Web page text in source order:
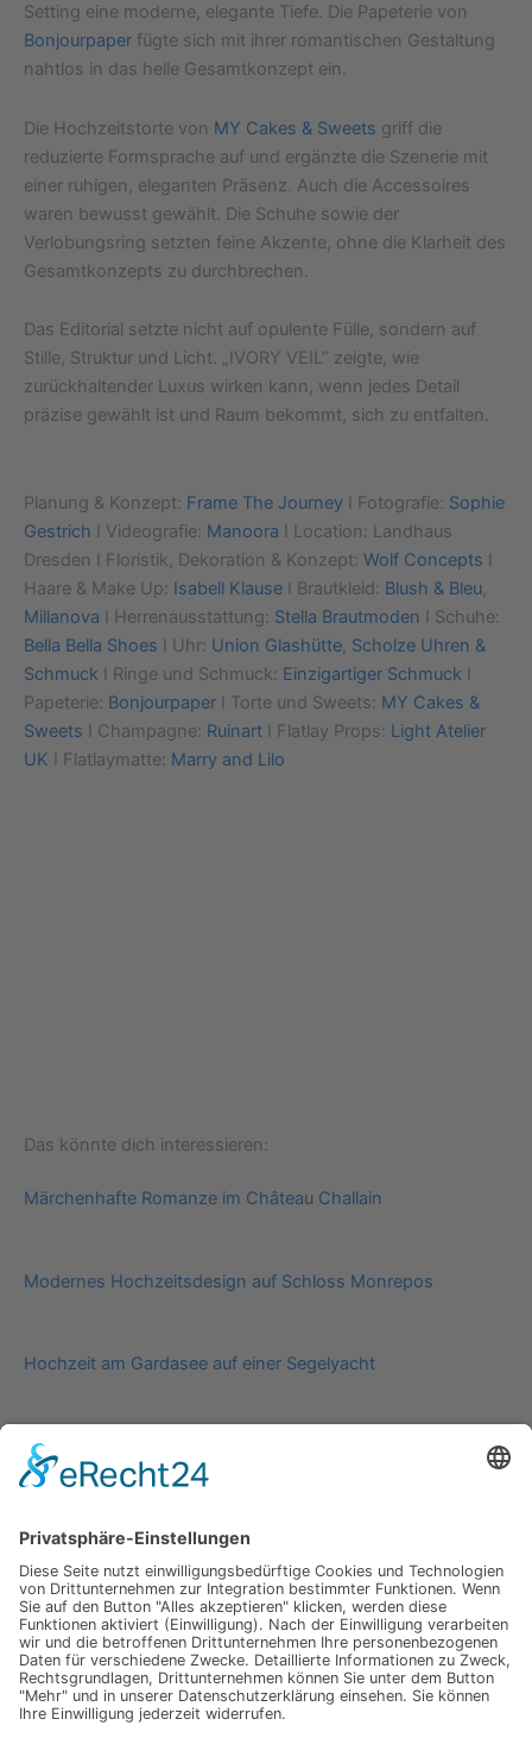
Setting eine moderne, elegante Tiefe. Die Papeterie von
Bonjourpaper fügte sich mit ihrer romantischen Gestaltung
nahtlos in das helle Gesamtkonzept ein.
Die Hochzeitstorte von MY Cakes & Sweets griff die
reduzierte Formsprache auf und ergänzte die Szenerie mit
einer ruhigen, eleganten Präsenz. Auch die Accessoires
waren bewusst gewählt. Die Schuhe sowie der
Verlobungsring setzten feine Akzente, ohne die Klarheit des
Gesamtkonzepts zu durchbrechen.
Das Editorial setzte nicht auf opulente Fülle, sondern auf
Stille, Struktur und Licht. „IVORY VEIL“ zeigte, wie
zurückhaltender Luxus wirken kann, wenn jedes Detail
präzise gewählt ist und Raum bekommt, sich zu entfalten.
Planung & Konzept: Frame The Journey I Fotografie: Sophie
Gestrich I Videografie: Manoora I Location: Landhaus
Dresden I Floristik, Dekoration & Konzept: Wolf Concepts I
Haare & Make Up: Isabell Klause I Brautkleid: Blush & Bleu,
Millanova I Herrenausstattung: Stella Brautmoden I Schuhe:
Bella Bella Shoes I Uhr: Union Glashütte, Scholze Uhren &
Schmuck I Ringe und Schmuck: Einzigartiger Schmuck I
Papeterie: Bonjourpaper I Torte und Sweets: MY Cakes &
Sweets I Champagne: Ruinart I Flatlay Props: Light Atelier
UK I Flatlaymatte: Marry and Lilo
Das könnte dich interessieren:
Märchenhafte Romanze im Château Challain
Modernes Hochzeitsdesign auf Schloss Monrepos
Hochzeit am Gardasee auf einer Segelyacht
Impressum
Werbung
Einsendung
AGB
Datenschutzerklärung
Impressum
Werbung
About